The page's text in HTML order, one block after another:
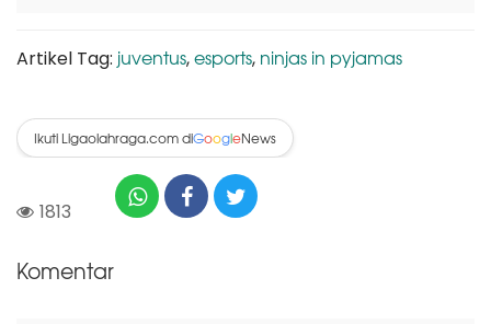
Artikel Tag: juventus,esports, ninjas in pyjamas
Ikuti Ligaolahraga.com diGoogleNews
1813
Komentar